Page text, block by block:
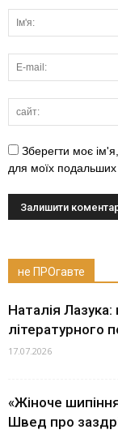
Зберегти моє
для моїх подальших
не ПРОгавте
Наталія
літературного
17.07.2026
«Жіноче
Швед про